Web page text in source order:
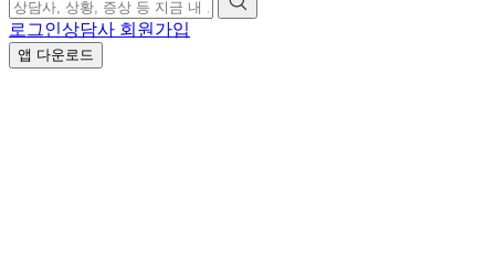
로그인상담사 회원가입
앱 다운로드